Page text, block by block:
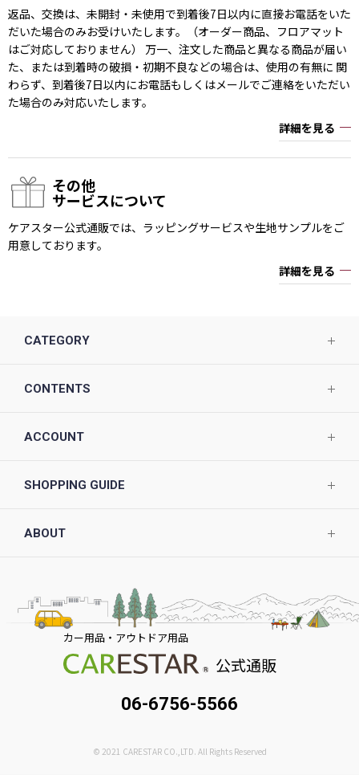
返品、交換は、未開封・未使用で到着後7日以内に直接お電話をいた
だいた場合のみお受けいたします。（オーダー商品、フロアマット
はご対応しておりません） 万一、注文した商品と異なる商品が届い
た、または到着時の破損・初期不良などの場合は、使用の有無に 関
わらず、到着後7日以内にお電話もしくはメールでご連絡をいただい
た場合のみ対応いたします。
詳細を見る
その他
サービスについて
ケアスター公式通販では、ラッピングサービスや生地サンプルをご
用意しております。
詳細を見る
CATEGORY
CONTENTS
ACCOUNT
SHOPPING GUIDE
ABOUT
カー用品・アウトドア用品
公式通販
06-6756-5566
© 2021 CARESTAR CO.,LTD. All Rights Reserved